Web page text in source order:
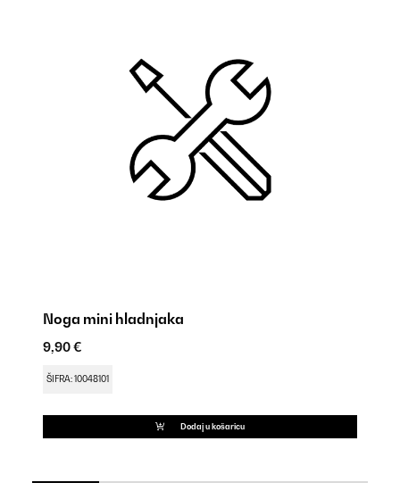
Noga mini hladnjaka
9,90 €
ŠIFRA: 10048101
Dodaj u košaricu